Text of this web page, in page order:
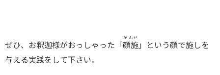
ぜひ、お釈迦様がおっしゃった「顔施
がんせ
」という顔で施しを
与える実践をして下さい。